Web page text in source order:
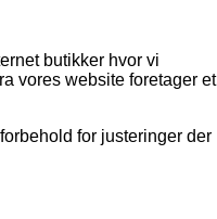
butikker hvor vi
vores website foretager et
for justeringer der